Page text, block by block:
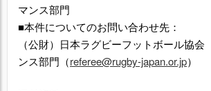
マンス部門
■本件についてのお問い合わせ先：
（公財）日本ラグビーフットボール協
ンス部門（referee@rugby-japan.or.jp）